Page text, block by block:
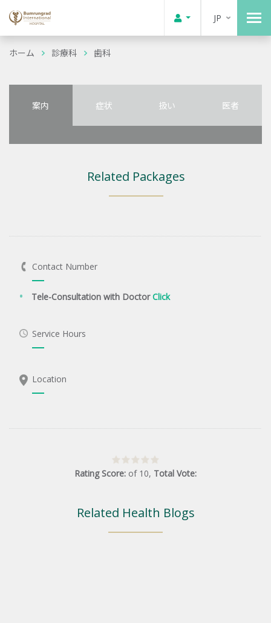
JP
ホーム 診療科 歯科
案内 症状 扱い 医者
Related Packages
Contact Number
Tele-Consultation with DoctorClick
Service Hours
Location
Rating Score: of 10, Total Vote:
Related Health Blogs